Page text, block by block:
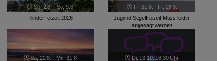
So, 2.8. - So, 9.8.
Kinderfreizeit 2026
Fr, 21.8. - Fr, 28.8.
Jugend Segelfreizeit Muss leider
abgesagt werden
Sa, 22.8. - Mo, 31.8.
Di, 13.10. 18:30 Uhr